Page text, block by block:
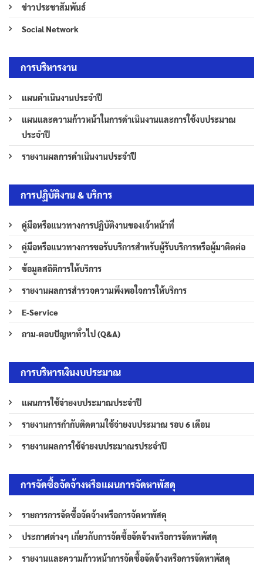
ข่าวประชาสัมพันธ์
Social Network
การบริหารงาน
แผนดำเนินงานประจำปี
แผนและความก้าวหน้าในการดำเนินงานและการใช้งบประมาณ
ประจำปี
รายงานผลการดำเนินงานประจำปี
การปฏิบัติงาน & บริการ
คู่มือหรือแนวทางการปฏิบัติงานของเจ้าหน้าที่
คู่มือหรือแนวทางการขอรับบริการสำหรับผู้รับบริการหรือผู้มาติดต่อ
ข้อมูลสถิติการให้บริการ
รายงานผลการสำรวจความพึงพอใจการให้บริการ
E-Service
ถาม-ตอบปัญหาทั่วไป (Q&A)
การบริหารเงินงบประมาณ
แผนการใช้จ่ายงบประมาณประจำปี
รายงานการกำกับติดตามใช้จ่ายงบประมาณ รอบ 6 เดือน
รายงานผลการใช้จ่ายงบประมาณรประจำปี
การจัดซื้อจัดจ้างหรือแผนการจัดหาพัสดุ
รายการการจัดซื้อจัดจ้างหรือการจัดหาพัสดุ
ประกาศต่างๆ เกี่ยวกับการจัดซื้อจัดจ้างหรือการจัดหาพัสดุ
รายงานและความก้าวหน้าการจัดซื้อจัดจ้างหรือการจัดหาพัสดุ